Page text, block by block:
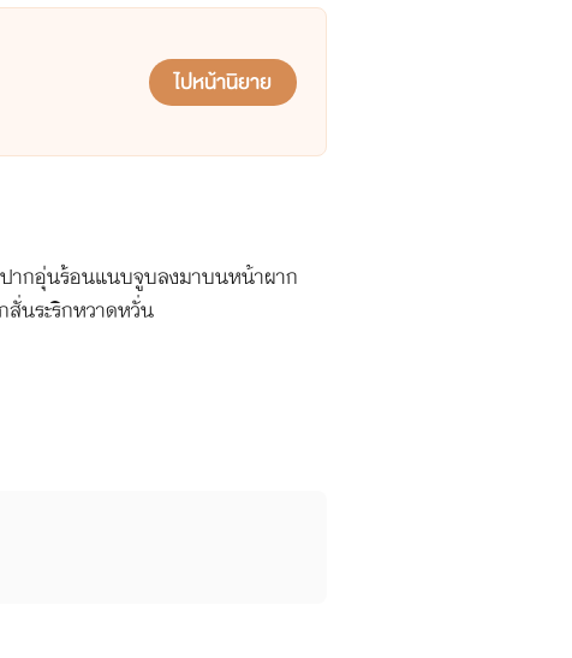
ไปหน้านิยาย
ปากอุ่นร้อนแนบจูบลงมาบนหน้าผาก
สั่นระริกหวาดหวั่น